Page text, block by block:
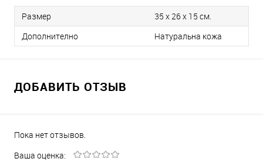
Размер
35 х 26 x 15 см.
Дополнително
Натуральна кожа
ДОБАВИТЬ ОТЗЫВ
Пока нет отзывов.
Ваша оценка: